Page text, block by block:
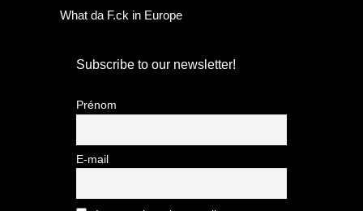
What da F.ck in Europe
Subscribe to our newsletter!
Prénom
E-mail